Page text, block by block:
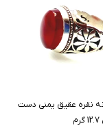
نقره عقیق یمنی دست